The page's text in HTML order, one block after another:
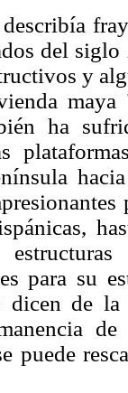
del
y
ha
para su
dicen de
puede